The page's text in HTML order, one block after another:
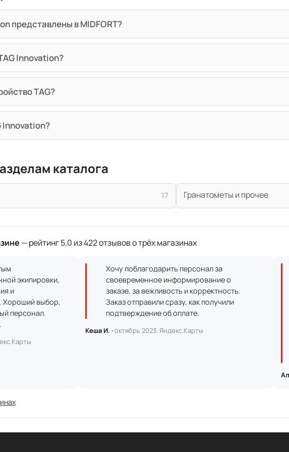
представлены в MIDFORT?
Innovation?
TAG?
Innovation?
каталога
17 Гранатометы и прочее
— рейтинг 5,0 из 422 отзывов о трёх магазинах
экипировки,
и
Хороший выбор,
персонал.
Хочу поблагодарить персонал за
своевременное информирование о
заказе, за вежливость и корректность.
Заказ отправили сразу, как получили
подтверждение об оплате.
Кеша И. ·октябрь 2023, Яндекс.Карты